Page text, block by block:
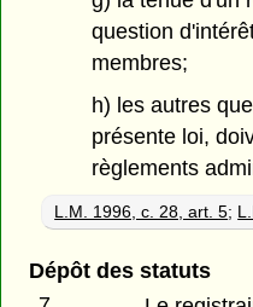
question
membres;
h) les autres
présente loi,
règlements
L.M. 1996, c. 28, art. 5;
Dépôt des statuts